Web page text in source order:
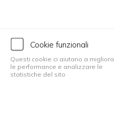
Cookie funzionali
Questi cookie ci aiutano a
le performance e analizzare le
statistiche del sito